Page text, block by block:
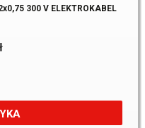
300 V ELEKTROKABEL